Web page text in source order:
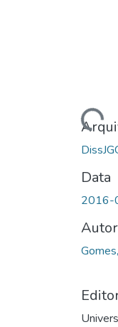
Carregando...
Data
2016-